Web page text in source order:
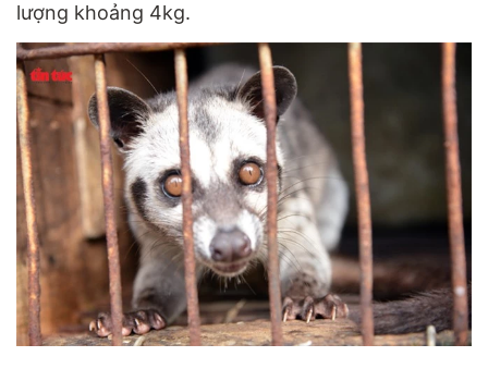
lượng khoảng 4kg.